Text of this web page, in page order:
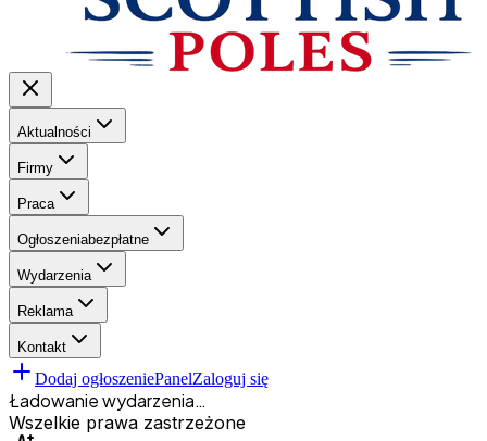
Aktualności
Firmy
Praca
Ogłoszeniabezpłatne
Wydarzenia
Reklama
Kontakt
Dodaj ogłoszeniePanelZaloguj się
Ładowanie wydarzenia…
Wszelkie prawa zastrzeżone